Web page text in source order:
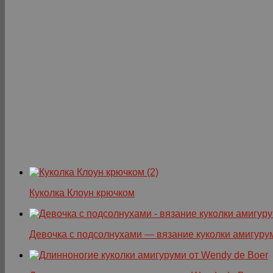
Куколка Клоун крючком
Девочка с подсолнухами — вязание куколки